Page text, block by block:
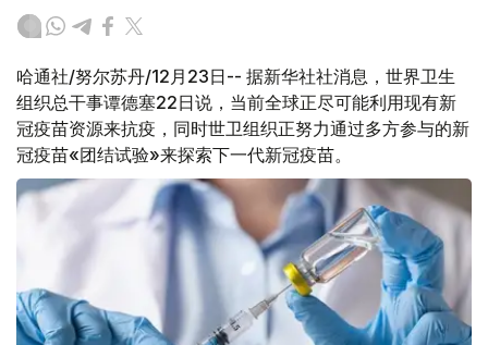
哈通社/努尔苏丹/12月23日-- 据新华社社消息，世界卫生
组织总干事谭德塞22日说，当前全球正尽可能利用现有新
冠疫苗资源来抗疫，同时世卫组织正努力通过多方参与的新
冠疫苗«团结试验»来探索下一代新冠疫苗。